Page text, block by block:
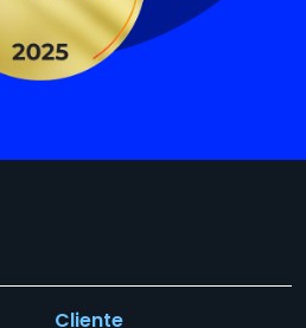
Cliente